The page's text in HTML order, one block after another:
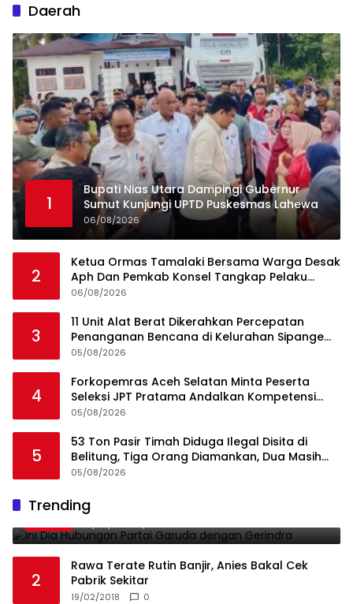
Daerah
1
Bupati Nias Utara Dampingi Gubernur
Sumut Kunjungi UPTD Puskesmas Lahewa
06/08/2026
2
Ketua Ormas Tamalaki Bersama Warga Desak
Aph Dan Pemkab Konsel Tangkap Pelaku
Angkut Cangkang Sawit Overload, Truk PT KAP
06/08/2026
3
11 Unit Alat Berat Dikerahkan Percepatan
Penanganan Bencana di Kelurahan Sipange
Kecamatan Tukka
05/08/2026
4
Forkopemras Aceh Selatan Minta Peserta
Seleksi JPT Pratama Andalkan Kompetensi
dan Integritas, Bukan Kedekatan
05/08/2026
5
53 Ton Pasir Timah Diduga Ilegal Disita di
Belitung, Tiga Orang Diamankan, Dua Masih
Diburu
05/08/2026
Trending
1
Gerindra
2
Rawa Terate Rutin Banjir, Anies Bakal Cek
Pabrik Sekitar
19/02/2018 0